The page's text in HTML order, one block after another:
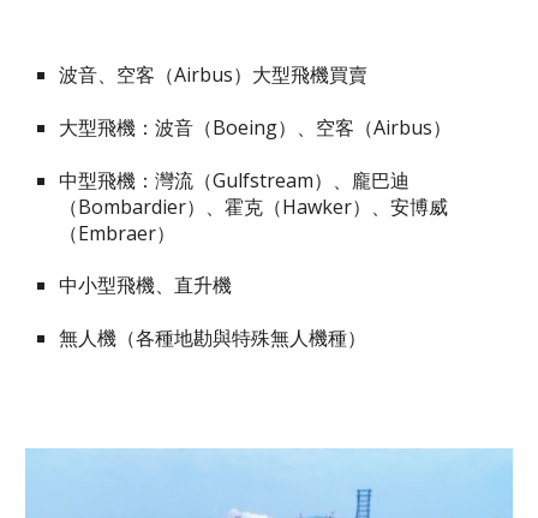
波音、空客（Airbus）大型飛機買賣
大型飛機：波音（Boeing）、空客（Airbus）
中型飛機：灣流（Gulfstream）、龐巴迪
（Bombardier）、霍克（Hawker）、安博威
（Embraer）
中小型飛機、直升機
無人機 （各種地勘與特殊無人機種）